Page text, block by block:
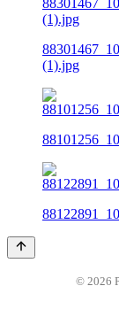
(1).jpg
© 2026